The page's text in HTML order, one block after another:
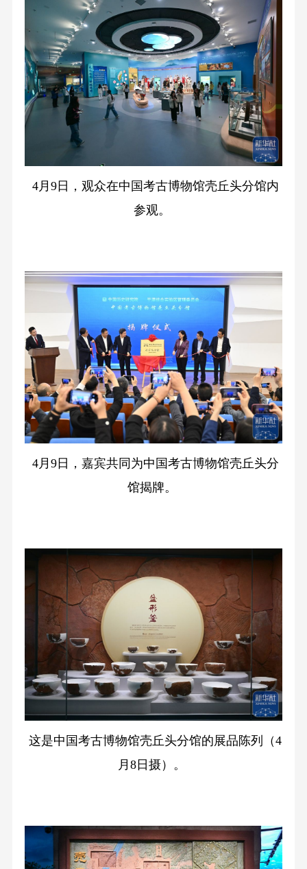
4月9日，观众在中国考古博物馆壳丘头分馆内
参观。
4月9日，嘉宾共同为中国考古博物馆壳丘头分
馆揭牌。
这是中国考古博物馆壳丘头分馆的展品陈列（4
月8日摄）。